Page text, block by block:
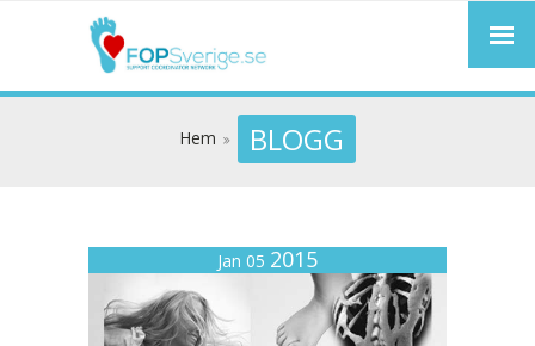
Hem BLOGG
Jan 05 2015